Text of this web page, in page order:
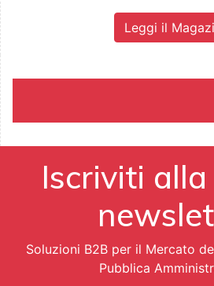
Leggi il
Iscriviti
Soluzioni B2B per il Mercato
Pubblica